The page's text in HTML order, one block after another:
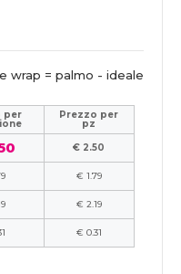
wrap = palmo - ideale
per Prezzo per
pz
€ 2.50
€ 1.79
€ 2.19
€ 0.31